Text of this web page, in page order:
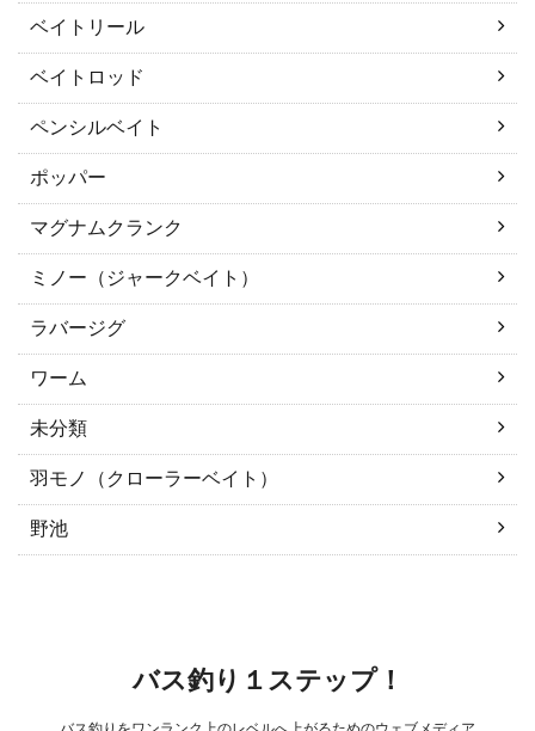
ベイトリール
ベイトロッド
ペンシルベイト
ポッパー
マグナムクランク
ミノー（ジャークベイト）
ラバージグ
ワーム
未分類
羽モノ（クローラーベイト）
野池
バス釣り１ステップ！